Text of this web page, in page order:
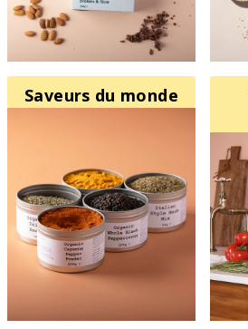
Saveurs du monde